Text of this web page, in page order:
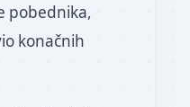
pobednika,
konačnih